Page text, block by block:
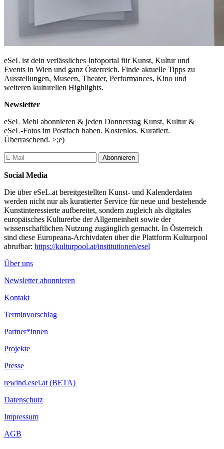
eSeL ist dein verlässliches Infoportal für Kunst, Kultur und
Events in Wien und ganz Österreich. Finde aktuelle Tipps zu
Ausstellungen, Museen, Theater, Performances, Kino und
weiteren kulturellen Highlights.
Newsletter
eSeL Mehl abonnieren & jeden Donnerstag Kunst, Kultur &
eSeL-Fotos im Postfach haben. Kostenlos. Kuratiert.
Überraschend. >;e)
Abonnieren
Social Media
Die über eSeL.at bereitgestellten Kunst- und Kalenderdaten
werden nicht nur als kuratierter Service für neue und bestehende
Kunstinteressierte aufbereitet, sondern zugleich als digitales
europäisches Kulturerbe der Allgemeinheit sowie der
wissenschaftlichen Nutzung zugänglich gemacht. In Österreich
sind diese Europeana-Archivdaten über die Plattform Kulturpool
abrufbar: https://kulturpool.at/institutionen/esel
Über uns
Newsletter abonnieren
Kontakt
Terminvorschlag
Partner*innen
Projekte
Presse
rewind.esel.at (BETA)
Datenschutz
Impressum
AGB